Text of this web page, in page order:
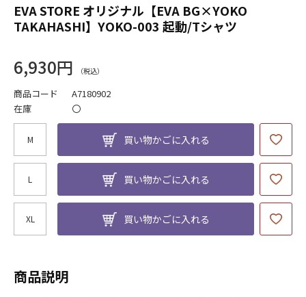
EVA STORE オリジナル【EVA BG×YOKO
TAKAHASHI】YOKO-003 起動/Tシャツ
6,930円
商品コード
A7180902
在庫
〇
M 買い物かごに入れる
L 買い物かごに入れる
XL 買い物かごに入れる
商品説明